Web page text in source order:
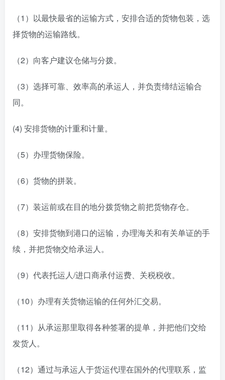
（1）以最快最省的运输方式，安排合适的货物包装，选
择货物的运输路线。
（2）向客户建议仓储与分拨。
（3）选择可靠、效率高的承运人，并负责缔结运输合
同。
(4) 安排货物的计重和计量。
（5）办理货物保险。
（6）货物的拼装。
（7）装运前或在目的地分拨货物之前把货物存仓。
（8）安排货物到港口的运输，办理海关和有关单证的手
续，并把货物交给承运人。
（9）代表托运人/进口商承付运费、关税税收。
（10）办理有关货物运输的任何外汇交易。
（11）从承运那里取得各种签署的提单，并把他们交给
发货人。
（12）通过与承运人于货运代理在国外的代理联系，监